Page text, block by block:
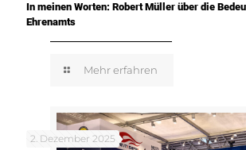
In meinen Worten: Robert Müller über die
Ehrenamts
Mehr erfahren
2. Dezember 2025